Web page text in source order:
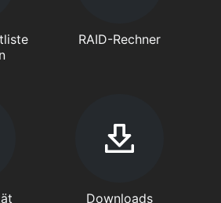
RAID-Rechner
Downloads